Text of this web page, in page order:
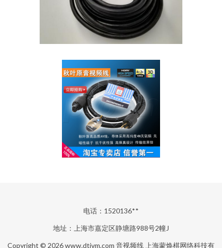
电话：1520136**
地址：上海市嘉定区静塘路988号2幢J
Copyright © 2026www.dtivm.com 音视频线 上海蒙焕棋网络科技有